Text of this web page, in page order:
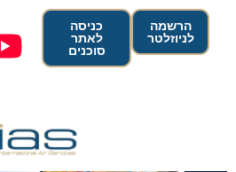
הרשמה
לניוזלטר
כניסה
לאתר
סוכנים